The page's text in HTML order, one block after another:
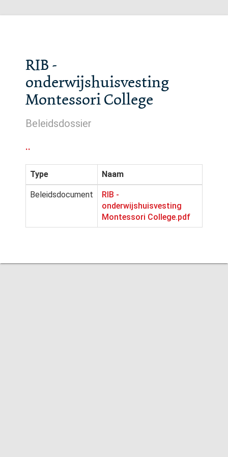
RIB -
onderwijshuisvesting
Montessori College
Beleidsdossier
..
Type Naam
Beleidsdocument
RIB -
onderwijshuisvesting
Montessori College.pdf